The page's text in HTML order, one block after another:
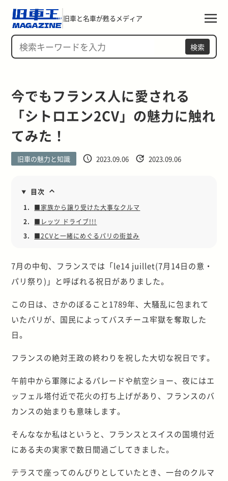
旧車と名車が甦るメディア
検索
今でもフランス人に愛される
「シトロエン2CV」の魅力に触れ
てみた！
旧車の魅力と知識 2023.09.06 2023.09.06
目次
1.
■家族から譲り受けた大事なクルマ
2.
■レッツ ドライブ!!!
3.
■2CVと一緒にめぐるパリの街並み
7月の中旬、フランスでは「le14 juillet(7月14日の意・
パリ祭り)」と呼ばれる祝日がありました。
この日は、さかのぼること1789年、大騒乱に包まれて
いたパリが、国民によってバスチーユ牢獄を奪取した
日。
フランスの絶対王政の終わりを祝した大切な祝日です。
午前中から軍隊によるパレードや航空ショー、夜にはエ
ッフェル塔付近で花火の打ち上げがあり、フランスのバ
カンスの始まりも意味します。
そんななか私はというと、フランスとスイスの国境付近
にある夫の実家で数日間過ごしてきました。
テラスで座ってのんびりとしていたとき、一台のクルマ